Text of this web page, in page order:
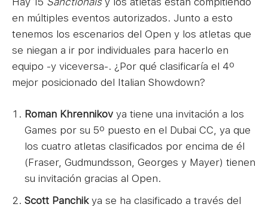
en múltiples eventos autorizados. Junto a esto
tenemos los escenarios del Open y los atletas que
se niegan a ir por individuales para hacerlo en
equipo -y viceversa-. ¿Por qué clasificaría el 4º
mejor posicionado del Italian Showdown?
Roman Khrennikov ya tiene una invitación a los
Games por su 5º puesto en el Dubai CC, ya que
los cuatro atletas clasificados por encima de él
(Fraser, Gudmundsson, Georges y Mayer) tienen
su invitación gracias al Open.
Scott Panchikya se ha clasificado a través del